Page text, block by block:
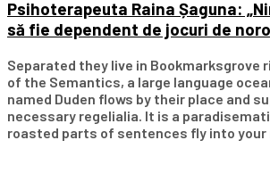
Psihoterapeuta Raina Șaguna:
să fie dependent de jocuri de
Separated they live in Bookmarksgrove
of the Semantics, a large language
named Duden flows by their place and
necessary regelialia. It is a
roasted parts of sentences fly into your